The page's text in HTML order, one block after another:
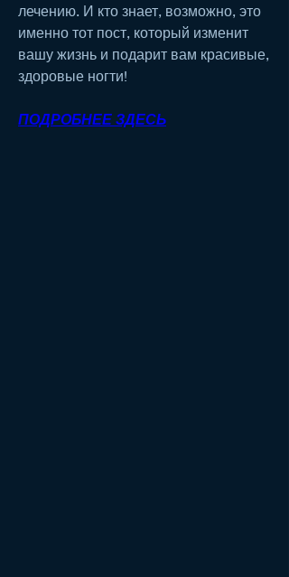
лечению. И кто знает, возможно, это
именно тот пост, который изменит
вашу жизнь и подарит вам красивые,
здоровые ногти!
ПОДРОБНЕЕ ЗДЕСЬ